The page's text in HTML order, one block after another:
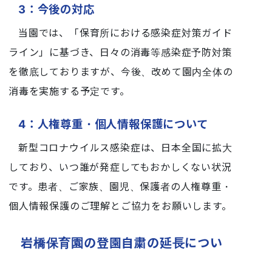
3：今後の対応
当園では、「保育所における感染症対策ガイド
ライン」に基づき、日々の消毒等感染症予防対策
を徹底しておりますが、今後、改めて園内全体の
消毒を実施する予定です。
4：人権尊重・個人情報保護について
新型コロナウイルス感染症は、日本全国に拡大
しており、いつ誰が発症してもおかしくない状況
です。患者、ご家族、園児、保護者の人権尊重・
個人情報保護のご理解とご協力をお願いします。
岩橋保育園の登園自粛の延長につい